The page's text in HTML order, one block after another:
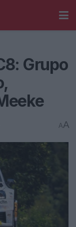
Grupo
AA